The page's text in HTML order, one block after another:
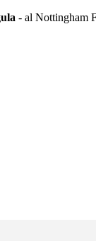
- al Nottingham